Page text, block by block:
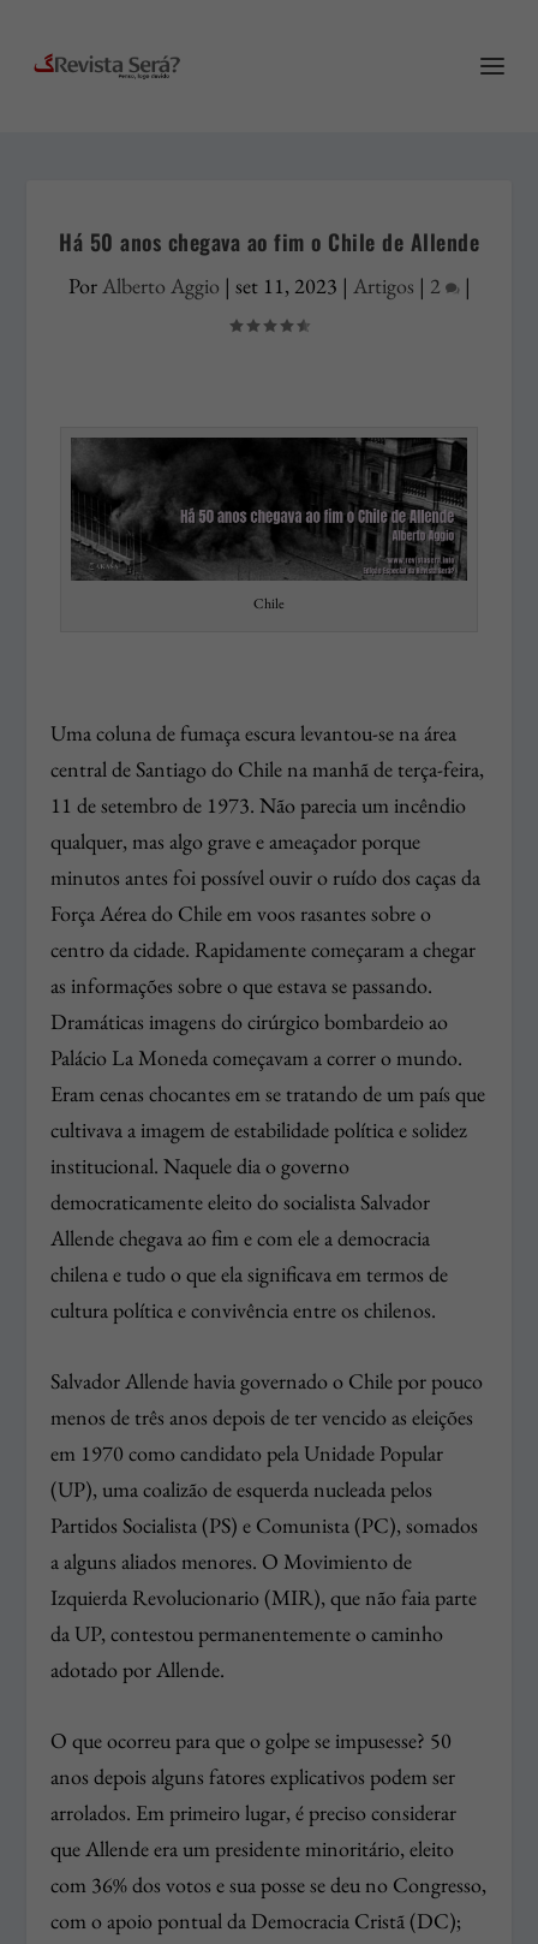
Há 50 anos chegava ao fim o Chile de Allende
PorAlberto Aggio | set 11, 2023 | Artigos | 2 |
Chile
Uma coluna de fumaça escura levantou-se na área
central de Santiago do Chile na manhã de terça-feira,
11 de setembro de 1973. Não parecia um incêndio
qualquer, mas algo grave e ameaçador porque
minutos antes foi possível ouvir o ruído dos caças da
Força Aérea do Chile em voos rasantes sobre o
centro da cidade. Rapidamente começaram a chegar
as informações sobre o que estava se passando.
Dramáticas imagens do cirúrgico bombardeio ao
Palácio La Monedacomeçavam a correr o mundo.
Eram cenas chocantes em se tratando de um país que
cultivava a imagem de estabilidade política e solidez
institucional. Naquele dia o governo
democraticamente eleito do socialista Salvador
Allende chegava ao fim e com ele a democracia
chilena e tudo o que ela significava em termos de
cultura política e convivência entre os chilenos.
Salvador Allende havia governado o Chile por pouco
menos de três anos depois de ter vencido as eleições
em 1970 como candidato pela Unidade Popular
(UP), uma coalizão de esquerda nucleada pelos
Partidos Socialista (PS) e Comunista (PC), somados
a alguns aliados menores. O Movimiento de
Izquierda Revolucionario(MIR), que não faia parte
da UP, contestou permanentemente o caminho
adotado por Allende.
O que ocorreu para que o golpe se impusesse? 50
anos depois alguns fatores explicativos podem ser
arrolados. Em primeiro lugar, é preciso considerar
que Allende era um presidente minoritário, eleito
com 36% dos votos e sua posse se deu no Congresso,
com o apoio pontual da Democracia Cristã (DC);